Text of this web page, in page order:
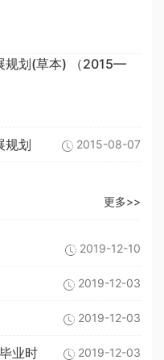
规划(草本) （2015—
规划 2015-08-07
更多>>
2019-12-10
2019-12-03
2019-12-03
业时 2019-12-03